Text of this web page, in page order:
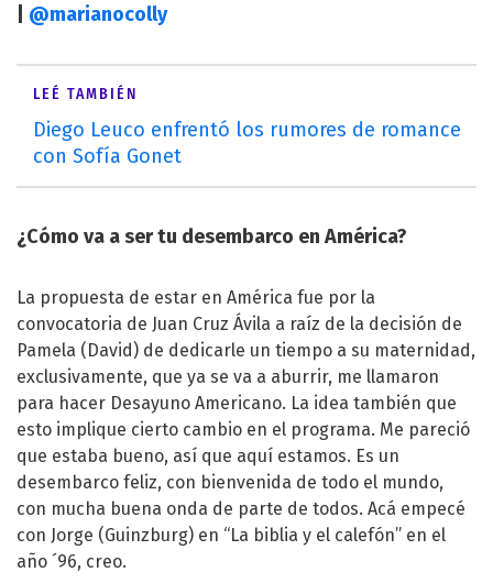
@marianocolly
LEÉ TAMBIÉN
Diego Leuco enfrentó los rumores de romance
con Sofía Gonet
¿Cómo va a ser tu desembarco en América?
La propuesta de estar en América fue por la
convocatoria de Juan Cruz Ávila a raíz de la decisión de
Pamela (David) de dedicarle un tiempo a su maternidad,
exclusivamente, que ya se va a aburrir, me llamaron
para hacer Desayuno Americano. La idea también que
esto implique cierto cambio en el programa. Me pareció
que estaba bueno, así que aquí estamos. Es un
desembarco feliz, con bienvenida de todo el mundo,
con mucha buena onda de parte de todos. Acá empecé
con Jorge (Guinzburg) en “La biblia y el calefón” en el
año ´96, creo.